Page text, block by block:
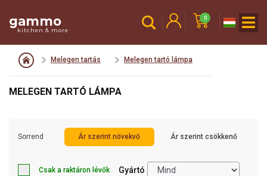
gammo
kitchen & more
0
Melegen tartás Melegen tartó lámpa
MELEGEN TARTÓ LÁMPA
Sorrend Ár szerint növekvő Ár szerint csökkenő
Csak a raktáron lévők Gyártó